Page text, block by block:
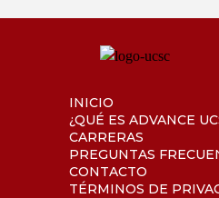
INICIO
¿QUÉ ES ADVANCE
CARRERAS
PREGUNTAS
CONTACTO
TÉRMINOS DE